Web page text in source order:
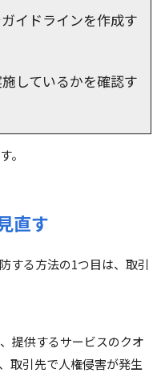
イドラインを作成す
しているかを確認す
。
直す
する方法の1つ目は、取引
提供するサービスのクオ
取引先で人権侵害が発生